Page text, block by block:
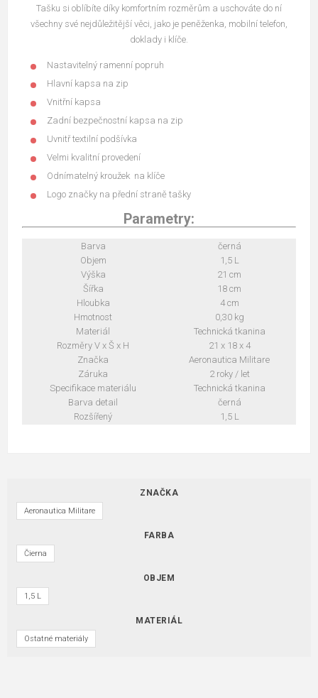
Tašku si oblíbíte díky komfortním rozměrům a uschováte do ní
všechny své nejdůležitější věci, jako je peněženka, mobilní telefon,
doklady i klíče.
Nastavitelný ramenní popruh
Hlavní kapsa na zip
Vnitřní kapsa
Zadní bezpečnostní kapsa na zip
Uvnitř textilní podšívka
Velmi kvalitní provedení
Odnímatelný kroužek na klíče
Logo značky na přední straně tašky
Parametry:
Barva
černá
Objem
1,5 L
Výška
21 cm
Šířka
18 cm
Hloubka
4 cm
Hmotnost
0,30 kg
Materiál
Technická tkanina
Rozměry V x Š x H
21 x 18 x 4
Značka
Aeronautica Militare
Záruka
2 roky / let
Specifikace materiálu
Technická tkanina
Barva detail
černá
Rozšířený
1,5 L
ZNAČKA
Aeronautica Militare
FARBA
Čierna
OBJEM
1,5 L
MATERIÁL
Ostatné materiály